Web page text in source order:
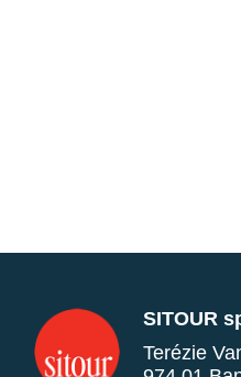
SITOUR
Terézie